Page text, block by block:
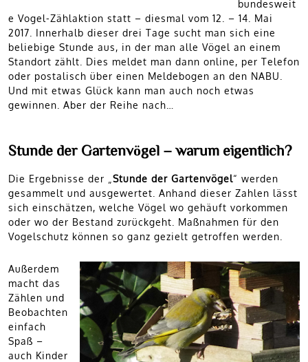
bundesweit
e Vogel-Zählaktion statt – diesmal vom 12. – 14. Mai
2017. Innerhalb dieser drei Tage sucht man sich eine
beliebige Stunde aus, in der man alle Vögel an einem
Standort zählt. Dies meldet man dann online, per Telefon
oder postalisch über einen Meldebogen an den NABU.
Und mit etwas Glück kann man auch noch etwas
gewinnen. Aber der Reihe nach…
Stunde der Gartenvögel – warum eigentlich?
Die Ergebnisse der „ Stunde der Gartenvögel“ werden
gesammelt und ausgewertet. Anhand dieser Zahlen lässt
sich einschätzen, welche Vögel wo gehäuft vorkommen
oder wo der Bestand zurückgeht. Maßnahmen für den
Vogelschutz können so ganz gezielt getroffen werden.
Außerdem
macht das
Zählen und
Beobachten
einfach
Spaß –
auch Kinder